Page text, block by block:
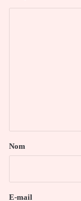
a
e
Nom
E-mail